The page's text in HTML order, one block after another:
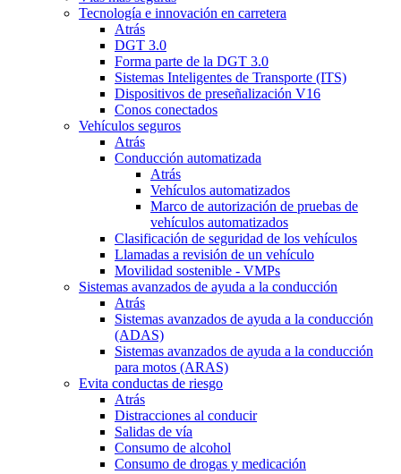
Tecnología e innovación en carretera
Atrás
DGT 3.0
Forma parte de la DGT 3.0
Sistemas Inteligentes de Transporte (ITS)
Dispositivos de preseñalización V16
Conos conectados
Vehículos seguros
Atrás
Conducción automatizada
Atrás
Vehículos automatizados
Marco de autorización de pruebas de
vehículos automatizados
Clasificación de seguridad de los vehículos
Llamadas a revisión de un vehículo
Movilidad sostenible - VMPs
Sistemas avanzados de ayuda a la conducción
Atrás
Sistemas avanzados de ayuda a la conducción
(ADAS)
Sistemas avanzados de ayuda a la conducción
para motos (ARAS)
Evita conductas de riesgo
Atrás
Distracciones al conducir
Salidas de vía
Consumo de alcohol
Consumo de drogas y medicación